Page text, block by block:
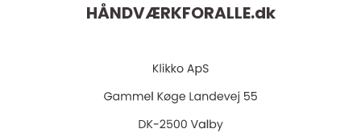
HÅNDVÆRKFORALLE.dk